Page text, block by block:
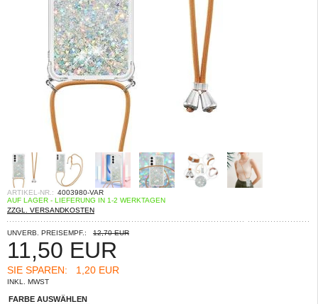
ARTIKEL-NR.: 4003980-VAR
AUF LAGER - LIEFERUNG IN 1-2 WERKTAGEN
ZZGL. VERSANDKOSTEN
UNVERB. PREISEMPF.: 12,70 EUR
11,50 EUR
SIE SPAREN: 1,20 EUR
INKL. MWST
FARBE AUSWÄHLEN